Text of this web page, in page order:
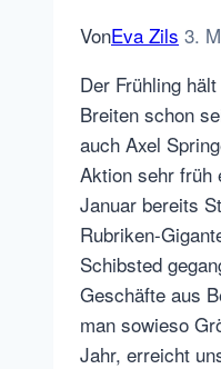
VonEva Zils 3.
Der Frühling
Breiten schon
auch Axel
Aktion sehr früh
Januar bereits
Rubriken-
Schibsted
Geschäfte aus
man sowieso
Jahr, erreicht